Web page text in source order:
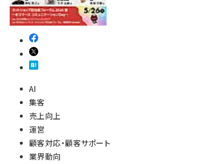
AI
集客
売上向上
運営
顧客対応・顧客サポート
業界動向